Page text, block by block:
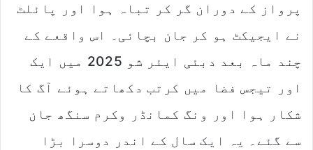
پرواز کے دوران گر کر تباہ ہوا اور پائلٹ
نے ایجیکٹ ہو کر جان بچائی۔ اس واقعے کے
چند ماہ بعد دبئی ایئر شو 2025 میں ایک
اور تیجس فضا میں کرتب دکھاتے ہوئے آگ کا
شکار ہوا اور ونگ کمانڈر وکرم سنگھ جان
سے گئے۔ یہ ایک سال کے اندر دوسرا بڑا